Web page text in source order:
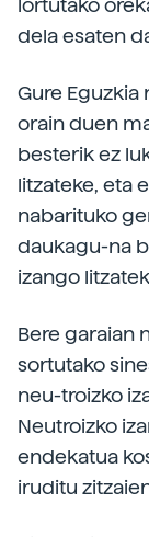
lortutako
dela esaten
Gure Eguzkia
orain duen
besterik ez
litzateke, eta
nabarituko
daukagu-na
izango
Bere garaian
sortutako
neu-troizko
Neutroizko
endekatua
iruditu